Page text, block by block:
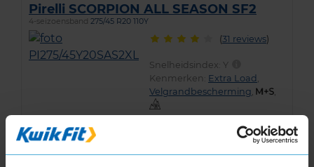
Pirelli SCORPION ALL SEASON SF2
4-seizoensband 275/45 R20 110Y
(31 reviews)
Snelheidsindex: Y
Kenmerken: Extra Load
Velgrandbescherming
70dB
€ 233,60